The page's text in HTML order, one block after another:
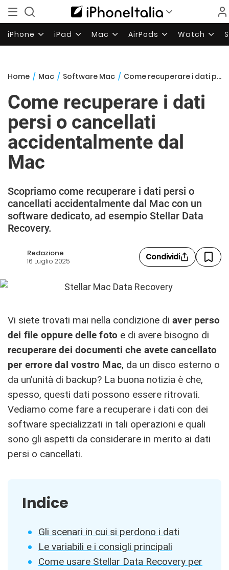
iPhone iPad Mac AirPods Watch
Home / Mac / Software Mac / Come recuperare i dati persi o cancellati accidentalmente dal Mac
Come recuperare i dati
persi o cancellati
accidentalmente dal
Mac
Scopriamo come recuperare i dati persi o
cancellati accidentalmente dal Mac con un
software dedicato, ad esempio Stellar Data
Recovery.
Redazione
16 Luglio 2025 Condividi
Vi siete trovati mai nella condizione di aver perso
dei file oppure delle foto e di avere bisogno di
recuperare dei documenti che avete cancellato
per errore dal vostro Mac, da un disco esterno o
da un’unità di backup? La buona notizia è che,
spesso, questi dati possono essere ritrovati.
Vediamo come fare a recuperare i dati con dei
software specializzati in tali operazioni e quali
sono gli aspetti da considerare in merito ai dati
persi o cancellati.
Indice
Gli scenari in cui si perdono i dati
Le variabili e i consigli principali
Come usare Stellar Data Recovery per